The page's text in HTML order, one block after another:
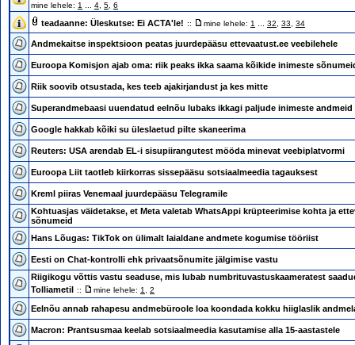
mine lehele: 1 4 5 6
teadaanne: Üleskutse: Ei ACTA'le! :: mine lehele: 1 32 33 34
Andmekaitse inspektsioon peatas juurdepääsu ettevaatust.ee veebilehele
Euroopa Komisjon ajab oma: riik peaks ikka saama kõikide inimeste
Riik soovib otsustada, kes teeb ajakirjandust ja kes mitte
Superandmebaasi uuendatud eelnõu lubaks ikkagi paljude inimeste andmeid
Google hakkab kõiki su üleslaetud pilte skaneerima
Reuters: USA arendab EL-i sisupiirangutest mööda minevat veebiplatvormi
Euroopa Liit taotleb kiirkorras sissepääsu sotsiaalmeedia tagauksest
Kreml piiras Venemaal juurdepääsu Telegramile
Kohtuasjas väidetakse, et Meta valetab WhatsAppi krüpteerimise kohta ja
sõnumeid
Hans Lõugas: TikTok on ülimalt laialdane andmete kogumise tööriist
Eesti on Chat-kontrolli ehk privaatsõnumite jälgimise vastu
Riigikogu võttis vastu seaduse, mis lubab numbrituvastuskaameratest
Tolliametil :: mine lehele: 1 2
Eelnõu annab rahapesu andmebüroole loa koondada kokku hiiglaslik
Macron: Prantsusmaa keelab sotsiaalmeedia kasutamise alla 15-aastastele